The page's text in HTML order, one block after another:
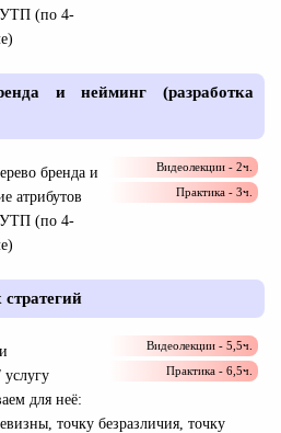
УТП (по 4-
и нейминг (разработка
Видеолекции - 2ч.
Практика - 3ч.
бренда и
атрибутов
УТП (по 4-
Видеолекции - 5,5ч.
Практика - 6,5ч.
услугу
для неё:
точку безразличия, точку